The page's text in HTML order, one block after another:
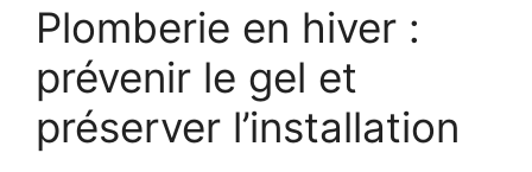
Plomberie en hiver :
prévenir le gel et
préserver l’installation